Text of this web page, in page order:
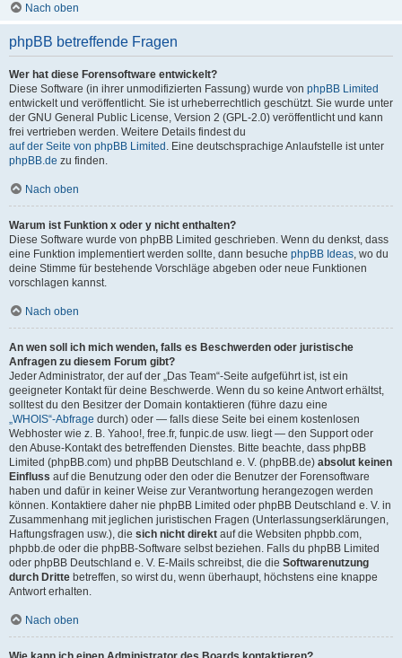
Nach oben
phpBB betreffende Fragen
Wer hat diese Forensoftware entwickelt?
Diese Software (in ihrer unmodifizierten Fassung) wurde von phpBB Limited
entwickelt und veröffentlicht. Sie ist urheberrechtlich geschützt. Sie wurde unter
der GNU General Public License, Version 2 (GPL-2.0) veröffentlicht und kann
frei vertrieben werden. Weitere Details findest du
auf der Seite von phpBB Limited . Eine deutschsprachige Anlaufstelle ist unter
phpBB.de zu finden.
Nach oben
Warum ist Funktion x oder y nicht enthalten?
Diese Software wurde von phpBB Limited geschrieben. Wenn du denkst, dass
eine Funktion implementiert werden sollte, dann besuche phpBB Ideas, wo du
deine Stimme für bestehende Vorschläge abgeben oder neue Funktionen
vorschlagen kannst.
Nach oben
An wen soll ich mich wenden, falls es Beschwerden oder juristische
Anfragen zu diesem Forum gibt?
Jeder Administrator, der auf der „Das Team“-Seite aufgeführt ist, ist ein
geeigneter Kontakt für deine Beschwerde. Wenn du so keine Antwort erhältst,
solltest du den Besitzer der Domain kontaktieren (führe dazu eine
„WHOIS“-Abfrage durch) oder — falls diese Seite bei einem kostenlosen
Webhoster wie z. B. Yahoo!, free.fr, funpic.de usw. liegt — den Support oder
den Abuse-Kontakt des betreffenden Dienstes. Bitte beachte, dass phpBB
Limited (phpBB.com) und phpBB Deutschland e. V. (phpBB.de) absolut keinen
Einfluss auf die Benutzung oder den oder die Benutzer der Forensoftware
haben und dafür in keiner Weise zur Verantwortung herangezogen werden
können. Kontaktiere daher nie phpBB Limited oder phpBB Deutschland e. V. in
Zusammenhang mit jeglichen juristischen Fragen (Unterlassungserklärungen,
Haftungsfragen usw.), die sich nicht direkt auf die Websiten phpbb.com,
phpbb.de oder die phpBB-Software selbst beziehen. Falls du phpBB Limited
oder phpBB Deutschland e. V. E-Mails schreibst, die die Softwarenutzung
durch Dritte betreffen, so wirst du, wenn überhaupt, höchstens eine knappe
Antwort erhalten.
Nach oben